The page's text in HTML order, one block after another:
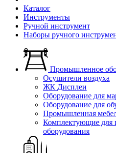
Каталог
Инструменты
Ручной инструмент
Наборы ручного
Промышленное
Осушители воздуха
ЖК Дисплеи
Оборудование для
Оборудование для
Промышленная
Комплектующие для
оборудования